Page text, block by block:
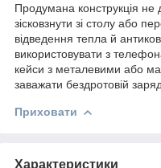
Продумана конструкція
зісковзнути зі столу або
відведення тепла й
використовувати з
кейси з металевими або
заважати бездротовій
Приховати
Характеристики